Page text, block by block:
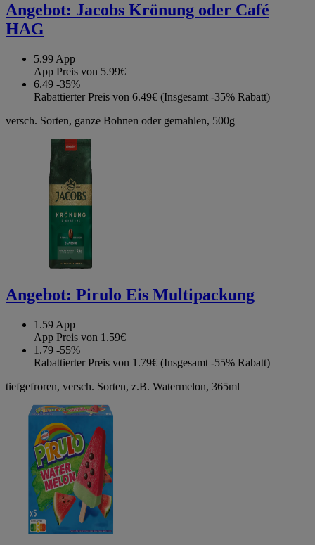
Angebot: Jacobs Krönung oder Café
HAG
5.99 App
App Preis von 5.99€
6.49 -35%
Rabattierter Preis von 6.49€ (Insgesamt -35% Rabatt)
versch. Sorten, ganze Bohnen oder gemahlen, 500g
Angebot: Pirulo Eis Multipackung
1.59 App
App Preis von 1.59€
1.79 -55%
Rabattierter Preis von 1.79€ (Insgesamt -55% Rabatt)
tiefgefroren, versch. Sorten, z.B. Watermelon, 365ml